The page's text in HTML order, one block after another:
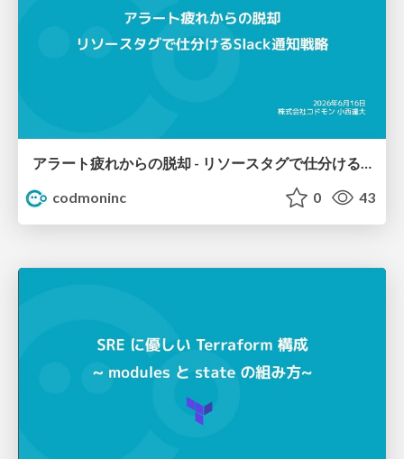
アラート疲れからの脱却 - リソースタグで仕分けるSlack通知戦略 / Breaking Free from Alert Fatigue – A Slack Notification Strategy Using Resource Tags for Routing
codmoninc
0 43